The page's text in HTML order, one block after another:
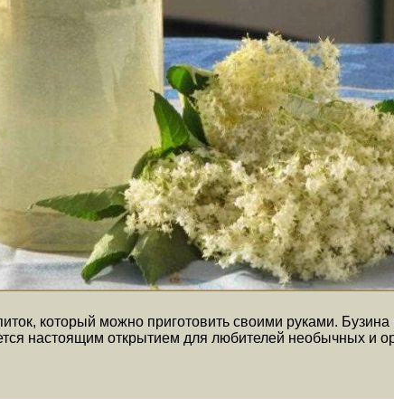
который можно приготовить своими руками.
настоящим открытием для любителей необычных и